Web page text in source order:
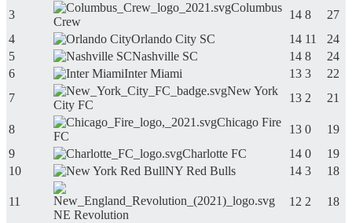
3
Columbus
Crew
14 8
27
4
Orlando City SC 14 11
24
5
Nashville SC 14 8
24
6
Inter Miami 13 3
22
7
New York
City FC
13 2 21
8
Chicago Fire
FC
13 0
19
9
Charlotte FC 14 0
19
10
NY Red Bulls 14 3 18
11
NE Revolution
12 2 18